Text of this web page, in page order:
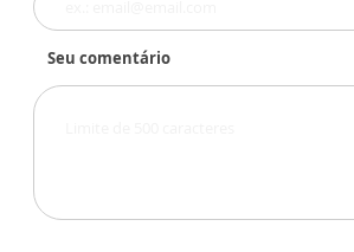
Seu comentário